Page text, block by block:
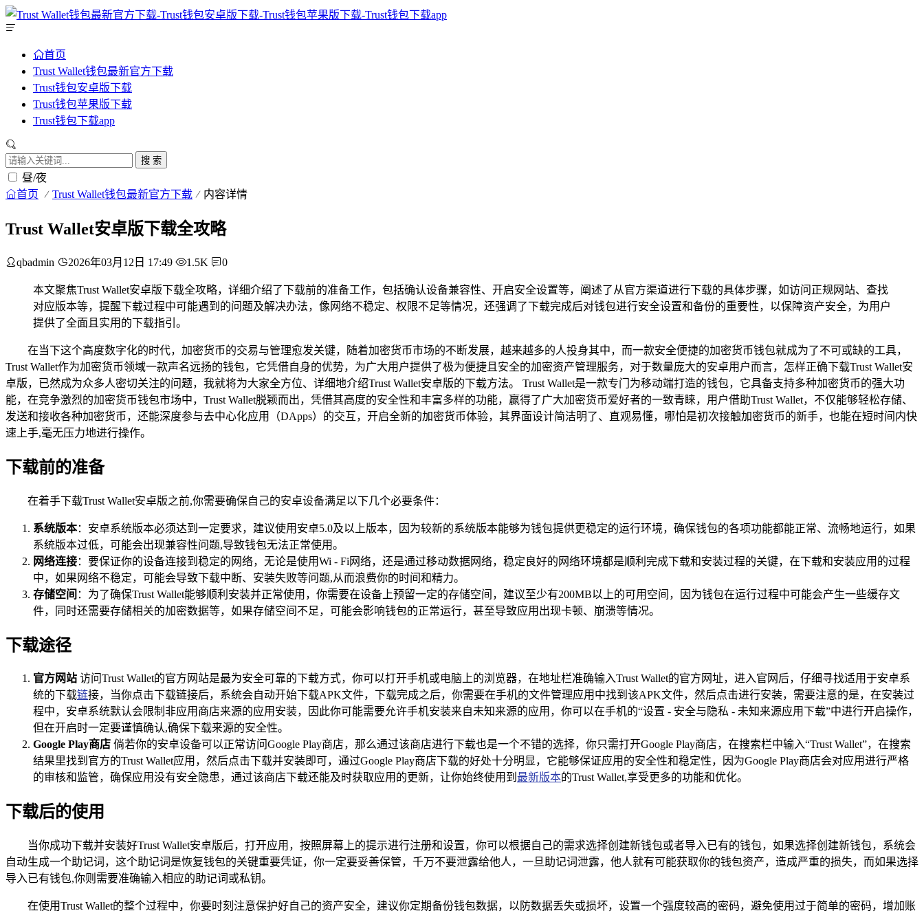
首页
Trust Wallet钱包最新官方下载
Trust钱包安卓版下载
Trust钱包苹果版下载
Trust钱包下载app
搜 索
昼/夜
首页 Trust Wallet钱包最新官方下载 内容详情
Trust Wallet安卓版下载全攻略
qbadmin 2026年03月12日 17:49 1.5K 0
本文聚焦Trust Wallet安卓版下载全攻略，详细介绍了下载前的准备工作，包括确认设备兼容性、开启安全设置等，阐述了从官方渠道进行下载的具体步骤，如访问正规网站、查找
对应版本等，提醒下载过程中可能遇到的问题及解决办法，像网络不稳定、权限不足等情况，还强调了下载完成后对钱包进行安全设置和备份的重要性，以保障资产安全，为用户
提供了全面且实用的下载指引。
在当下这个高度数字化的时代，加密货币的交易与管理愈发关键，随着加密货币市场的不断发展，越来越多的人投身其中，而一款安全便捷的加密货币钱包就成为了不可或缺的工具，
Trust Wallet作为加密货币领域一款声名远扬的钱包，它凭借自身的优势，为广大用户提供了极为便捷且安全的加密资产管理服务，对于数量庞大的安卓用户而言，怎样正确下载Trust Wallet安
卓版，已然成为众多人密切关注的问题，我就将为大家全方位、详细地介绍Trust Wallet安卓版的下载方法。 Trust Wallet是一款专门为移动端打造的钱包，它具备支持多种加密货币的强大功
能，在竞争激烈的加密货币钱包市场中，Trust Wallet脱颖而出，凭借其高度的安全性和丰富多样的功能，赢得了广大加密货币爱好者的一致青睐，用户借助Trust Wallet，不仅能够轻松存储、
发送和接收各种加密货币，还能深度参与去中心化应用（DApps）的交互，开启全新的加密货币体验，其界面设计简洁明了、直观易懂，哪怕是初次接触加密货币的新手，也能在短时间内快
速上手,毫无压力地进行操作。
下载前的准备
在着手下载Trust Wallet安卓版之前,你需要确保自己的安卓设备满足以下几个必要条件：
系统版本：安卓系统版本必须达到一定要求，建议使用安卓5.0及以上版本，因为较新的系统版本能够为钱包提供更稳定的运行环境，确保钱包的各项功能都能正常、流畅地运行，如果
系统版本过低，可能会出现兼容性问题,导致钱包无法正常使用。
网络连接：要保证你的设备连接到稳定的网络，无论是使用Wi - Fi网络，还是通过移动数据网络，稳定良好的网络环境都是顺利完成下载和安装过程的关键，在下载和安装应用的过程
中，如果网络不稳定，可能会导致下载中断、安装失败等问题,从而浪费你的时间和精力。
存储空间 ：为了确保Trust Wallet能够顺利安装并正常使用，你需要在设备上预留一定的存储空间，建议至少有200MB以上的可用空间，因为钱包在运行过程中可能会产生一些缓存文
件，同时还需要存储相关的加密数据等，如果存储空间不足，可能会影响钱包的正常运行，甚至导致应用出现卡顿、崩溃等情况。
下载途径
官方网站 访问Trust Wallet的官方网站是最为安全可靠的下载方式，你可以打开手机或电脑上的浏览器，在地址栏准确输入Trust Wallet的官方网址，进入官网后，仔细寻找适用于安卓系
统的下载链接，当你点击下载链接后，系统会自动开始下载APK文件，下载完成之后，你需要在手机的文件管理应用中找到该APK文件，然后点击进行安装，需要注意的是，在安装过
程中，安卓系统默认会限制非应用商店来源的应用安装，因此你可能需要允许手机安装来自未知来源的应用，你可以在手机的“设置 - 安全与隐私 - 未知来源应用下载”中进行开启操作，
但在开启时一定要谨慎确认,确保下载来源的安全性。
Google Play商店 倘若你的安卓设备可以正常访问Google Play商店，那么通过该商店进行下载也是一个不错的选择，你只需打开Google Play商店，在搜索栏中输入“Trust Wallet”，在搜索
结果里找到官方的Trust Wallet应用，然后点击下载并安装即可，通过Google Play商店下载的好处十分明显，它能够保证应用的安全性和稳定性，因为Google Play商店会对应用进行严格
的审核和监管，确保应用没有安全隐患，通过该商店下载还能及时获取应用的更新，让你始终使用到 最新版本的Trust Wallet,享受更多的功能和优化。
下载后的使用
当你成功下载并安装好Trust Wallet安卓版后，打开应用，按照屏幕上的提示进行注册和设置，你可以根据自己的需求选择创建新钱包或者导入已有的钱包，如果选择创建新钱包，系统会
自动生成一个助记词，这个助记词是恢复钱包的关键重要凭证，你一定要妥善保管，千万不要泄露给他人，一旦助记词泄露，他人就有可能获取你的钱包资产，造成严重的损失，而如果选择
导入已有钱包,你则需要准确输入相应的助记词或私钥。
在使用Trust Wallet的整个过程中，你要时刻注意保护好自己的资产安全，建议你定期备份钱包数据，以防数据丢失或损坏，设置一个强度较高的密码，避免使用过于简单的密码，增加账